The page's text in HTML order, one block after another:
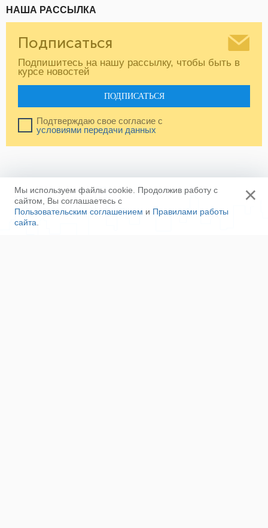
НАША РАССЫЛКА
Подписаться
Подпишитесь на нашу рассылку, чтобы быть в
курсе новостей
ПОДПИСАТЬСЯ
Подтверждаю свое согласие с
условиями передачи данных
Мы используем файлы cookie. Продолжив работу с
сайтом, Вы соглашаетесь с
Пользовательским соглашением и Правилами работы
сайта
×